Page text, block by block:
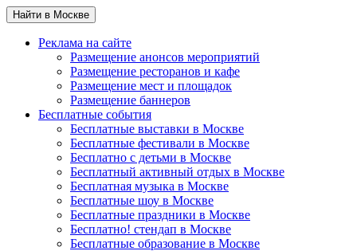
Найти в Москве
Реклама на сайте
Размещение анонсов мероприятий
Размещение ресторанов и кафе
Размещение мест и площадок
Размещение баннеров
Бесплатные события
Бесплатные выставки в Москве
Бесплатные фестивали в Москве
Бесплатно с детьми в Москве
Бесплатный активный отдых в Москве
Бесплатная музыка в Москве
Бесплатные шоу в Москве
Бесплатные праздники в Москве
Бесплатно! стендап в Москве
Бесплатные образование в Москве